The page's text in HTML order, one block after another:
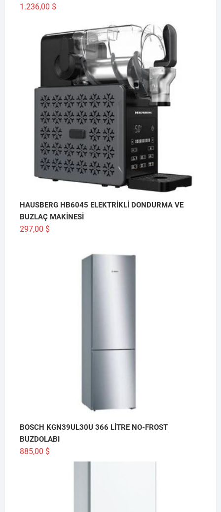
1.236,00 $
HAUSBERG HB6045 ELEKTRİKLİ DONDURMA VE
BUZLAÇ MAKİNESİ
297,00 $
BOSCH KGN39UL30U 366 LİTRE NO-FROST
BUZDOLABI
885,00 $